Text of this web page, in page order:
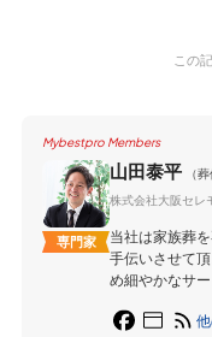
この
Mybestpro Members
専門家
山田泰平
（
株式会社大阪セレ
当社は家族葬
手伝いさせて
め細やかなサ